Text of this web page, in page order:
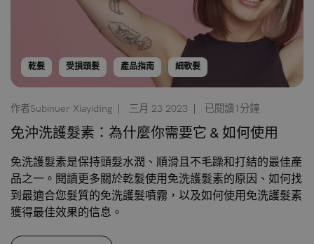
乾髮 受損頭髮 產品指南 細軟髮
作者Subinuer Xiayiding 三月 23 2023 已閱讀1分鐘
免沖洗護髮素：為什麼你需要它 & 如何使用
免洗護髮素是保持頭髮水潤、順滑且不毛躁和打結的最佳產
品之一。閱讀更多關於乾髮使用免洗護髮素的原因、如何找
到最適合您髮質的免洗護髮噴霧，以及如何使用免洗護髮素
獲得最佳效果的信息。